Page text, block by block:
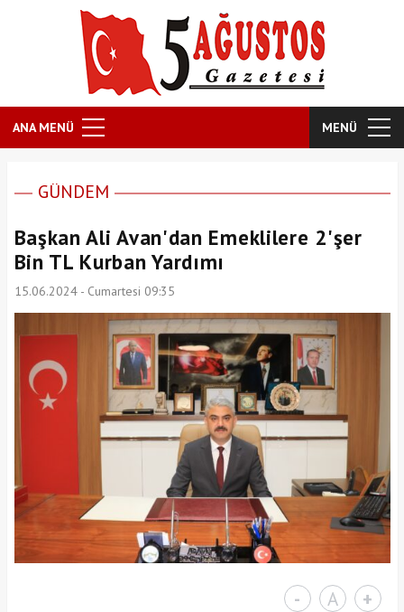
ANA MENÜ MENÜ
GÜNDEM
Başkan Ali Avan'dan Emeklilere 2'şer
Bin TL Kurban Yardımı
15.06.2024 - Cumartesi 09:35
- A +